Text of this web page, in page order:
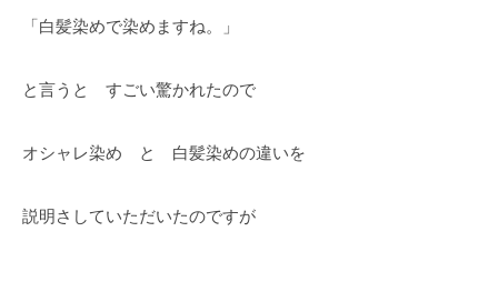
「白髪染めで染めますね。」
と言うと すごい驚かれたので
オシャレ染め と 白髪染めの違いを
説明さしていただいたのですが